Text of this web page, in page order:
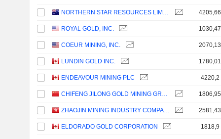
NORTHERN STAR RESOURCES LIMITED 4205,66
ROYAL GOLD, INC.
COEUR MINING, INC. 2070,13
LUNDIN GOLD INC.
ENDEAVOUR MINING PLC 4220,2
CHIFENG JILONG GOLD MINING GROUP LIMITED
ZHAOJIN MINING INDUSTRY COMPANY LIMITED 2581,43
ELDORADO GOLD CORPORATION 1818,9